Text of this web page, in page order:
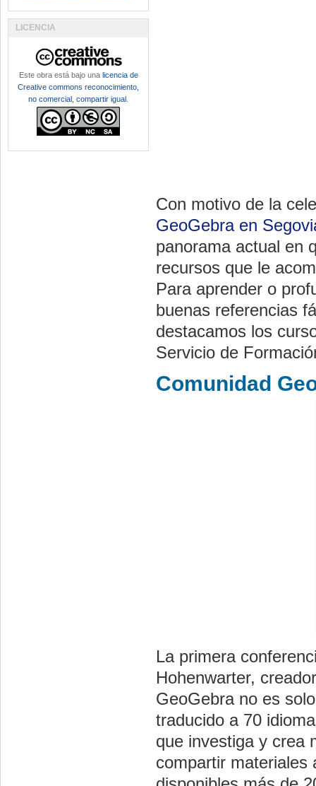
Con motivo de la
GeoGebra en
panorama actual en
recursos que le
Para aprender o
buenas referencias
destacamos los
Servicio de
Comunidad
La primera
Hohenwarter,
GeoGebra no es
traducido a 70
que investiga y crea
compartir materiales
LICENCIA
Este obra está bajo una licencia de
Creative commons reconocimiento,
no comercial, compartir igual